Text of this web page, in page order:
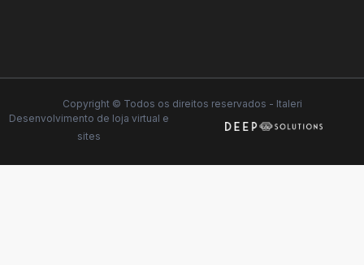
Copyright © Todos os direitos reservados - Italeri
Desenvolvimento de loja virtual e
sites